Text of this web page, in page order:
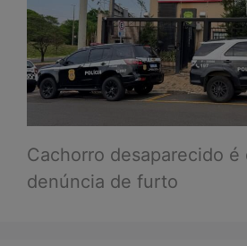
Cachorro desaparecido
denúncia de furto